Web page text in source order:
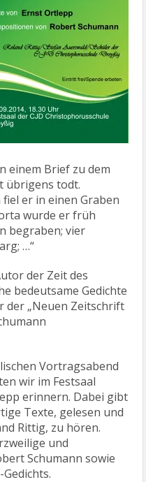
einem Brief zu dem
übrigens todt.
er in einen Graben
wurde er früh
begraben; vier
…“
der Zeit des
bedeutsame Gedichte
der „Neuen Zeitschrift
Vortragsabend
wir im Festsaal
erinnern. Dabei gibt
Texte, gelesen und
Rittig, zu hören.
und
Schumann sowie